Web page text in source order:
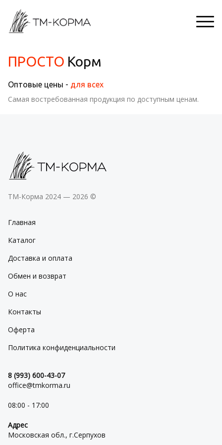
ПРОСТО Корм
Оптовые цены - для всех
Самая востребованная продукция по доступным ценам.
ТМ-Корма 2024 — 2026 ©
Главная
Каталог
Доставка и оплата
Обмен и возврат
О нас
Контакты
Оферта
Политика конфиденциальности
8 (993) 600-43-07
office@tmkorma.ru
08:00 - 17:00
Адрес
Московская обл., г.Серпухов